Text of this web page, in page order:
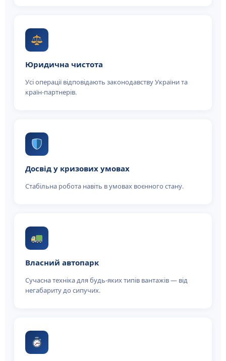
Юридична чистота
Усі операції відповідають законодавству України та
країн-партнерів.
Досвід у кризових умовах
Стабільна робота навіть в умовах воєнного стану.
Власний автопарк
Сучасна техніка для будь-яких типів вантажів — від
негабариту до сипучих.